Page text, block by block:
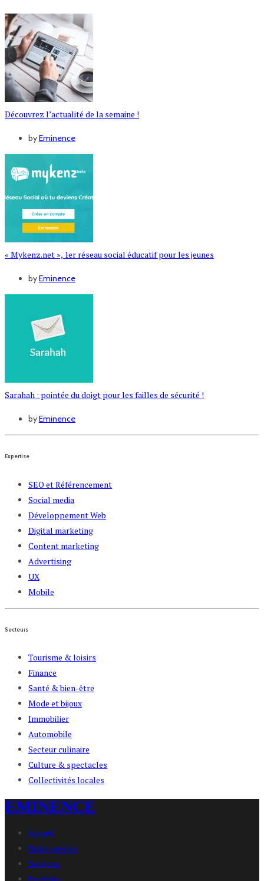
Découvrez l’actualité de la semaine !
byEminence
« Mykenz.net », 1er réseau social éducatif pour les jeunes
byEminence
Sarahah : pointée du doigt pour les failles de sécurité !
byEminence
Expertise
SEO et Référencement
Social media
Développement Web
Digital marketing
Content marketing
Advertising
UX
Mobile
Secteurs
Tourisme & loisirs
Finance
Santé & bien-être
Mode et bijoux
Immobilier
Automobile
Secteur culinaire
Culture & spectacles
Collectivités locales
EMINENCE
Accueil
Notre agence
Services